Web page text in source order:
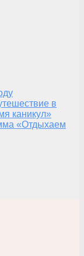
в
каникул»
«Отдыхаем